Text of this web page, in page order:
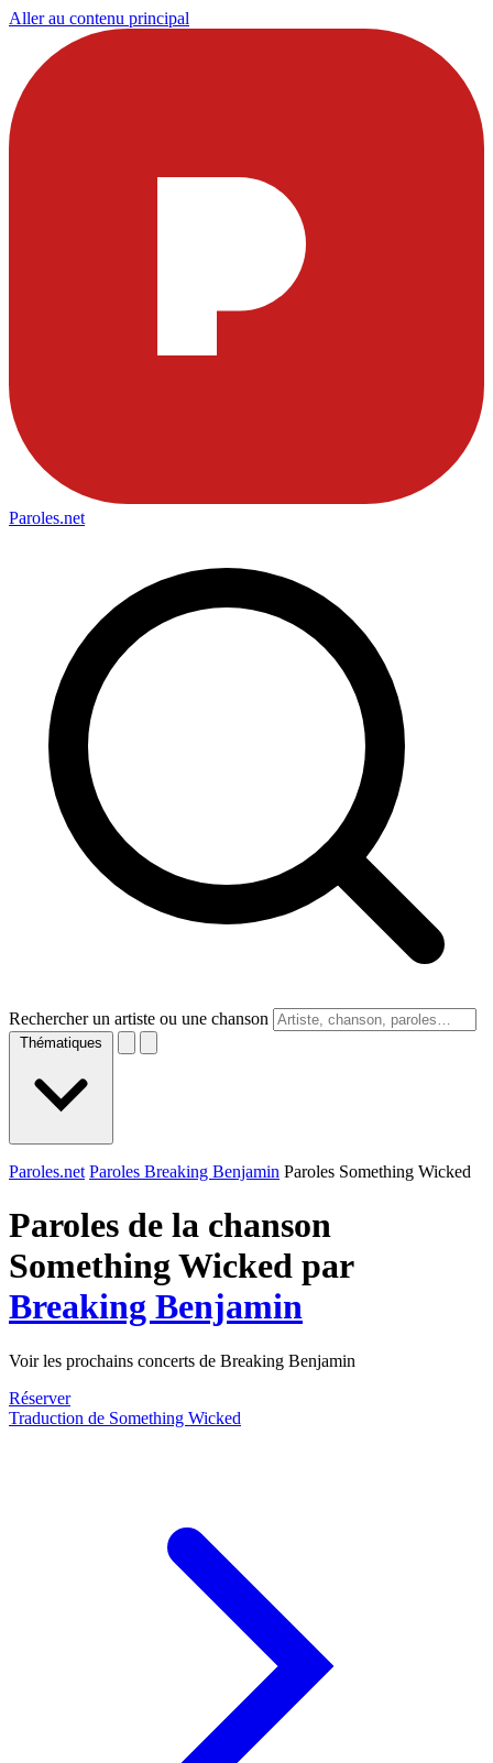
Aller au contenu principal
Paroles.net
Rechercher un artiste ou une chanson
Thématiques
Paroles.net Paroles Breaking Benjamin Paroles Something Wicked
Paroles de la chanson
Something Wicked par
Breaking Benjamin
Voir les prochains concerts de Breaking Benjamin
Réserver
Traduction de Something Wicked